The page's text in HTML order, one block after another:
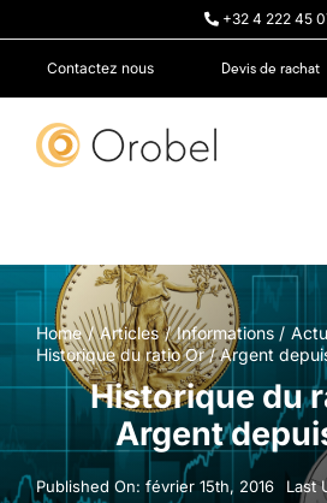
+32 4 222 45
Contactez nous Devis de rachat
Home Articles Informations
Historique du ratio Or / Argent
Historique du
Argent
Published On: février 15th, 2016 Last